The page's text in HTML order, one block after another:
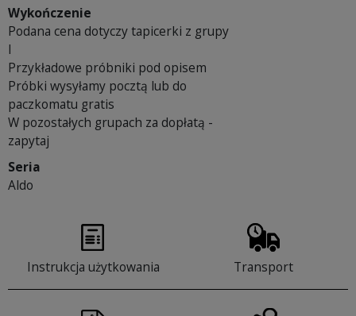
Wykończenie
Podana cena dotyczy tapicerki z grupy
I
Przykładowe próbniki pod opisem
Próbki wysyłamy pocztą lub do
paczkomatu gratis
W pozostałych grupach za dopłatą -
zapytaj
Seria
Aldo
Instrukcja użytkowania Transport